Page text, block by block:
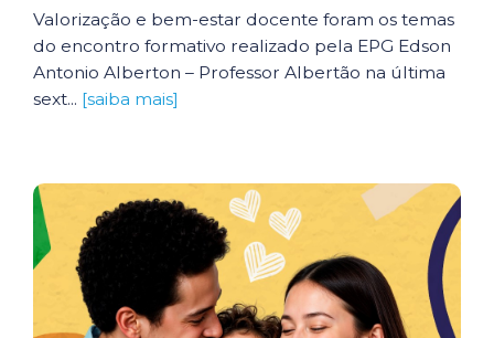
Valorização e bem-estar docente foram os temas
do encontro formativo realizado pela EPG Edson
Antonio Alberton – Professor Albertão na última
sext... [saiba mais]